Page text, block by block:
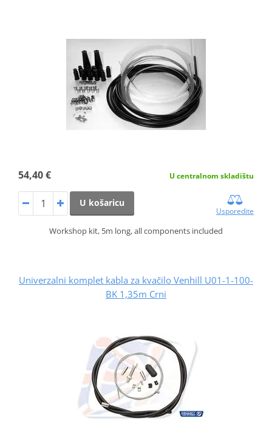
54,40 € U centralnom skladištu
U košaricu
Usporedite
Workshop kit, 5m long, all components included
Univerzalni komplet kabla za kvačilo Venhill U01-1-100-
BK 1,35m Crni